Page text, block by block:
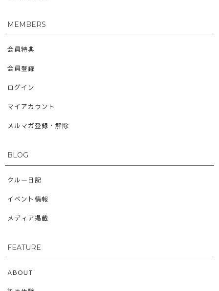
MEMBERS
会員特典
会員登録
ログイン
マイアカウント
メルマガ登録・解除
BLOG
クルー日記
イベント情報
メディア掲載
FEATURE
ABOUT